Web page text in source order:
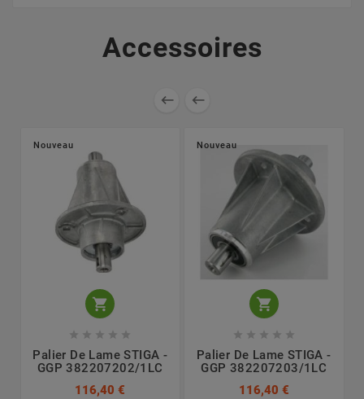
Accessoires
 
Nouveau

    
Palier De Lame STIGA -
GGP 382207202/1LC
116,40 €
Nouveau

    
Palier De Lame STIGA -
GGP 382207203/1LC
116,40 €